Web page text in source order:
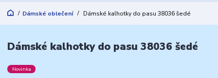
Dámské oblečení Dámské kalhotky do pasu 38036 šedé
Dámské kalhotky do pasu 38036 šedé
Novinka